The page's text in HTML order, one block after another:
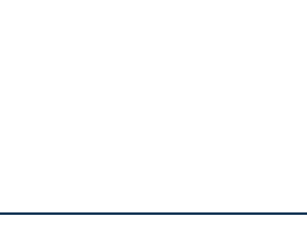
「情報番組に出たり番組MCを